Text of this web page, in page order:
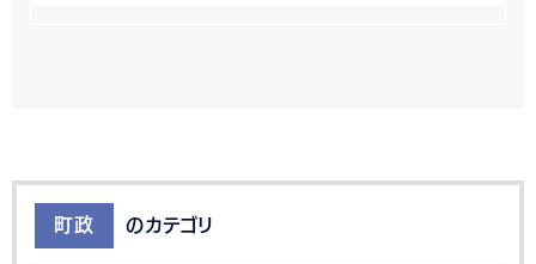
町政 のカテゴリ